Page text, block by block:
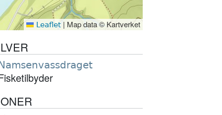
Leaflet | Map data © Kartverket